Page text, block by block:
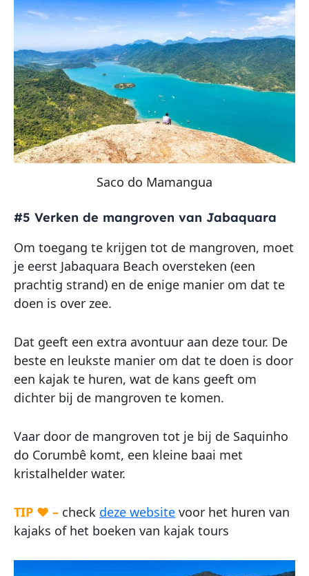
Saco do Mamangua
#5 Verken de mangroven van Jabaquara
Om toegang te krijgen tot de mangroven, moet
je eerst Jabaquara Beach oversteken (een
prachtig strand) en de enige manier om dat te
doen is over zee.
Dat geeft een extra avontuur aan deze tour. De
beste en leukste manier om dat te doen is door
een kajak te huren, wat de kans geeft om
dichter bij de mangroven te komen.
Vaar door de mangroven tot je bij de Saquinho
do Corumbê komt, een kleine baai met
kristalhelder water.
TIP ♥ – check deze website voor het huren van
kajaks of het boeken van kajak tours